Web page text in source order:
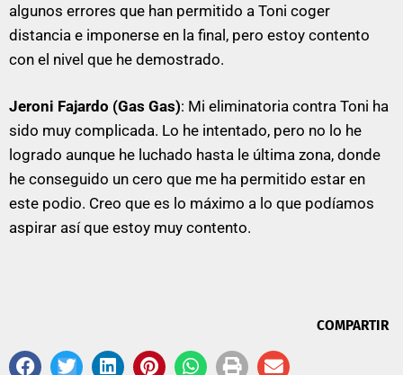
algunos errores que han permitido a Toni coger
distancia e imponerse en la final, pero estoy contento
con el nivel que he demostrado.
Jeroni Fajardo (Gas Gas): Mi eliminatoria contra Toni ha
sido muy complicada. Lo he intentado, pero no lo he
logrado aunque he luchado hasta le última zona, donde
he conseguido un cero que me ha permitido estar en
este podio. Creo que es lo máximo a lo que podíamos
aspirar así que estoy muy contento.
COMPARTIR